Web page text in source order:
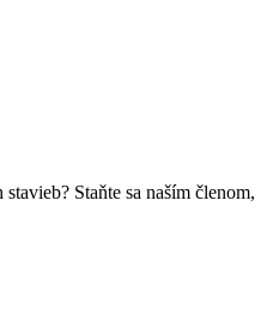
Staňte sa naším členom,